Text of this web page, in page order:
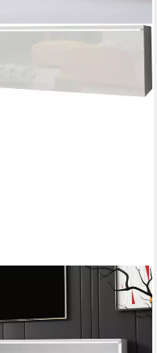
mit oder ohne
180 cm TV-